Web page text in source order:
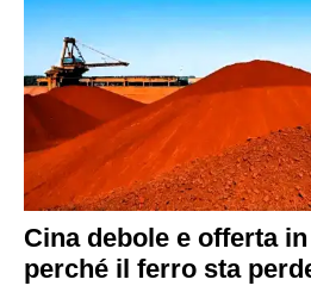
Cina debole e offerta
perché il ferro sta